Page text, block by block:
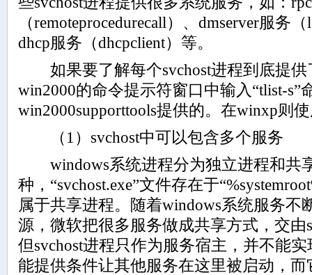
（remoteprocedurecall）、dmserver服务
dhcp服务（dhcpclient）等。
如果要了解每个svchost进程到底提供
win2000的命令提示符窗口中输入“tlist-s”
win2000supporttools提供的。在winxp则
（1）svchost中可以包含多个服务
windows系统进程分为独立进程和共
种，“svchost.exe”文件存在于
属于共享进程。随着windows系统服务不
源，微软把很多服务做成共享方式，交由
但svchost进程只作为服务宿主，并不能
能提供条件让其他服务在这里被启动，